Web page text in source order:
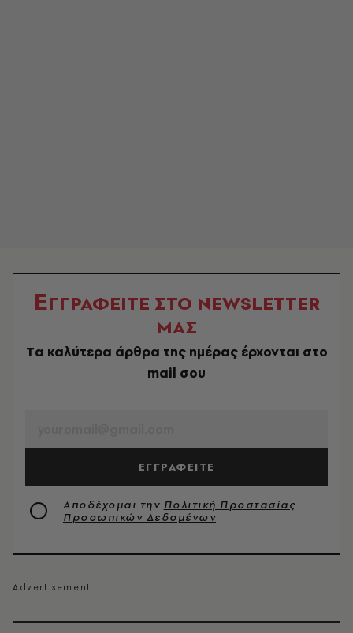
ΕΓΓΡΑΦΕΙΤΕ ΣΤΟ NEWSLETTER
ΜΑΣ
Tα καλύτερα άρθρα της ημέρας έρχονται στο
mail σου
ΕΓΓΡΑΦΕΙΤΕ
Αποδέχομαι την Πολιτική Προστασίας
Προσωπικών Δεδομένων